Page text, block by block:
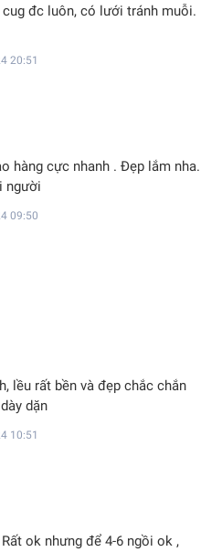
đc luôn, có lưới tránh muỗi.
20:51
hàng cực nhanh . Đẹp lắm nha.
người
09:50
lều rất bền và đẹp chắc chắn
dặn
10:51
ok nhưng để 4-6 ngồi ok ,